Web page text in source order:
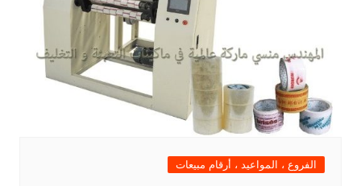
الفروع ، المواعيد ، أرقام مبيعات